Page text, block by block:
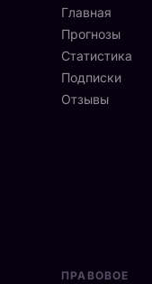
Главная
Прогнозы
Статистика
Подписки
Отзывы
ПРАВОВОЕ